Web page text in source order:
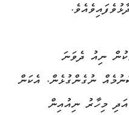
ނިއު ދެވަނަ
ނުގެންގުޅެން. އެކަން
މިހާރު ނިއުއިން